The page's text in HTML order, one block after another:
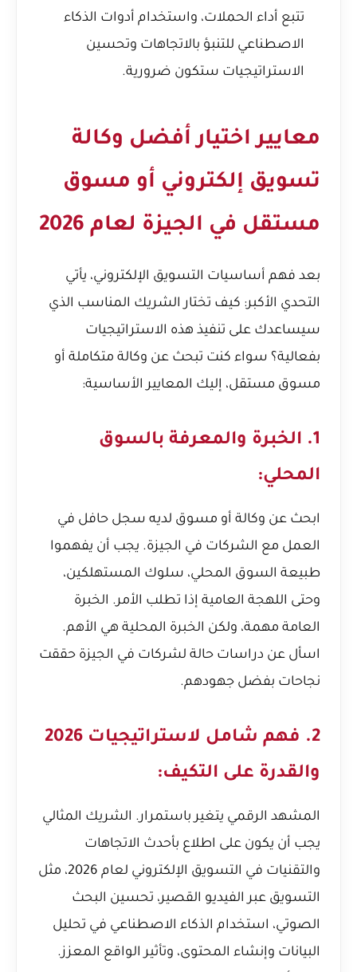
تتبع أداء الحملات، واستخدام أدوات الذكاء
الاصطناعي للتنبؤ بالاتجاهات وتحسين
الاستراتيجيات ستكون ضرورية.
معايير اختيار أفضل وكالة
تسويق إلكتروني أو مسوق
مستقل في الجيزة لعام 2026
بعد فهم أساسيات التسويق الإلكتروني، يأتي
التحدي الأكبر: كيف تختار الشريك المناسب الذي
سيساعدك على تنفيذ هذه الاستراتيجيات
بفعالية؟ سواء كنت تبحث عن وكالة متكاملة أو
مسوق مستقل، إليك المعايير الأساسية:
1. الخبرة والمعرفة بالسوق
المحلي:
ابحث عن وكالة أو مسوق لديه سجل حافل في
العمل مع الشركات في الجيزة. يجب أن يفهموا
طبيعة السوق المحلي، سلوك المستهلكين،
وحتى اللهجة العامية إذا تطلب الأمر. الخبرة
العامة مهمة، ولكن الخبرة المحلية هي الأهم.
اسأل عن دراسات حالة لشركات في الجيزة حققت
نجاحات بفضل جهودهم.
2. فهم شامل لاستراتيجيات 2026
والقدرة على التكيف:
المشهد الرقمي يتغير باستمرار. الشريك المثالي
يجب أن يكون على اطلاع بأحدث الاتجاهات
والتقنيات في التسويق الإلكتروني لعام 2026، مثل
التسويق عبر الفيديو القصير، تحسين البحث
الصوتي، استخدام الذكاء الاصطناعي في تحليل
البيانات وإنشاء المحتوى، وتأثير الواقع المعزز.